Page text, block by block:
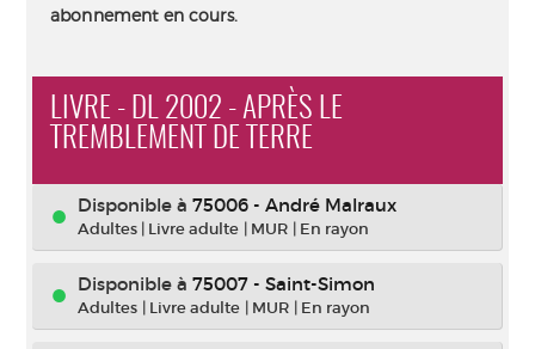
abonnement en cours.
LIVRE - DL 2002 - APRÈS LE
TREMBLEMENT DE TERRE
Disponible à 75006 - André Malraux
Adultes | Livre adulte | MUR | En rayon
Disponible à 75007 - Saint-Simon
Adultes | Livre adulte | MUR | En rayon